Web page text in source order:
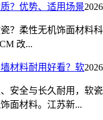
？优势、适用场景
？柔性无机饰面材料
改...
材料耐用好看？软
安全与长久耐用，软瓷
面材料。江苏新...